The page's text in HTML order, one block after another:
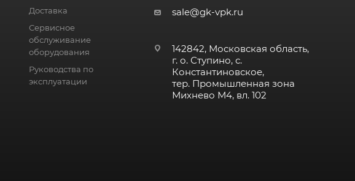
Доставка
Сервисное
обслуживание
оборудования
Руководства по
эксплуатации
sale@gk-vpk.ru
142842, Московская область,
г. о. Ступино, с.
Константиновское,
тер. Промышленная зона
Михнево М4, вл. 102